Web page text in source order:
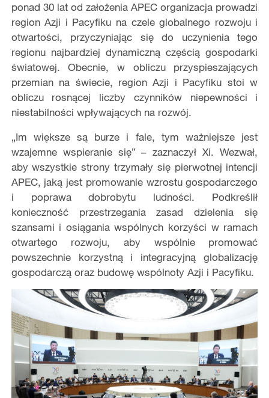
ponad 30 lat od założenia APEC organizacja prowadzi
region Azji i Pacyfiku na czele globalnego rozwoju i
otwartości, przyczyniając się do uczynienia tego
regionu najbardziej dynamiczną częścią gospodarki
światowej. Obecnie, w obliczu przyspieszających
przemian na świecie, region Azji i Pacyfiku stoi w
obliczu rosnącej liczby czynników niepewności i
niestabilności wpływających na rozwój.
„Im większe są burze i fale, tym ważniejsze jest
wzajemne wspieranie się” – zaznaczył Xi. Wezwał,
aby wszystkie strony trzymały się pierwotnej intencji
APEC, jaką jest promowanie wzrostu gospodarczego
i poprawa dobrobytu ludności. Podkreślił
konieczność przestrzegania zasad dzielenia się
szansami i osiągania wspólnych korzyści w ramach
otwartego rozwoju, aby wspólnie promować
powszechnie korzystną i integracyjną globalizację
gospodarczą oraz budowę wspólnoty Azji i Pacyfiku.